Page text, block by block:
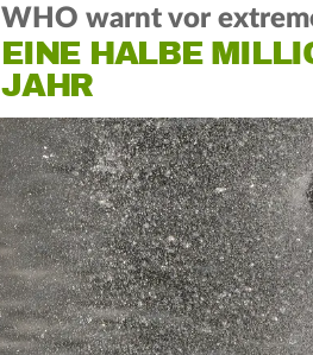
WHO warnt vor
EINE HALBE
JAHR